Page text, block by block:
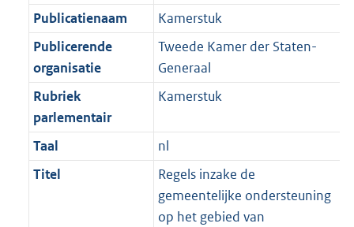
Publicatienaam
Kamerstuk
Publicerende
organisatie
Tweede Kamer der Staten-
Generaal
Rubriek
parlementair
Kamerstuk
Taal
nl
Titel
Regels inzake de
gemeentelijke ondersteuning
op het gebied van